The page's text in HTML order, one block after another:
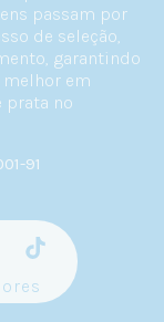
passam por
de seleção,
garantindo
melhor em
prata no
91